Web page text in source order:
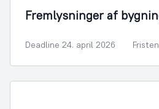
Fremlysninger af
Deadline 24. april 2026